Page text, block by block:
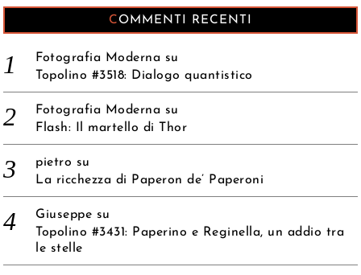
COMMENTI RECENTI
Fotografia Moderna su
Topolino #3518: Dialogo quantistico
Fotografia Moderna su
Flash: Il martello di Thor
pietro su
La ricchezza di Paperon de’ Paperoni
Giuseppe su
Topolino #3431: Paperino e Reginella, un addio tra
le stelle